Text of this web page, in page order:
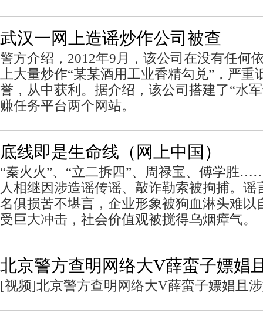
武汉一网上造谣炒作公司被查
警方介绍，2012年9月，该公司在没有任何
上大量炒作“某某酒用工业香精勾兑”，严重
誉，从中获利。据介绍，该公司搭建了“水
赚任务平台两个网站。
底线即是生命线（网上中国）
“秦火火”、“立二拆四”、周禄宝、傅学胜
人相继因涉造谣传谣、敲诈勒索被拘捕。谣
名俱损苦不堪言，企业形象被狗血淋头难以
受巨大冲击，社会价值观被搅得乌烟瘴气。
北京警方查明网络大V薛蛮子嫖娼
[视频]北京警方查明网络大V薛蛮子嫖娼且